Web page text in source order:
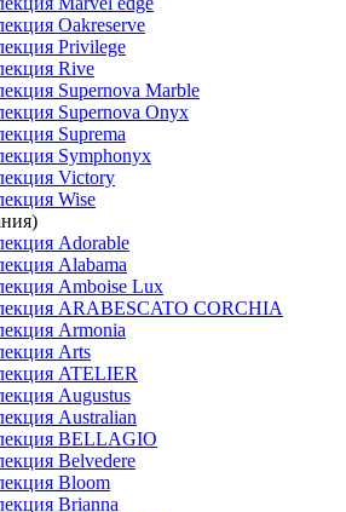
Oakreserve
Privilege
Rive
Supernova Marble
Supernova Onyx
Suprema
Symphonyx
Victory
Wise
Adorable
Alabama
Amboise Lux
ARABESCATO CORCHIA
Armonia
Arts
ATELIER
Augustus
Australian
BELLAGIO
Belvedere
Bloom
Brianna